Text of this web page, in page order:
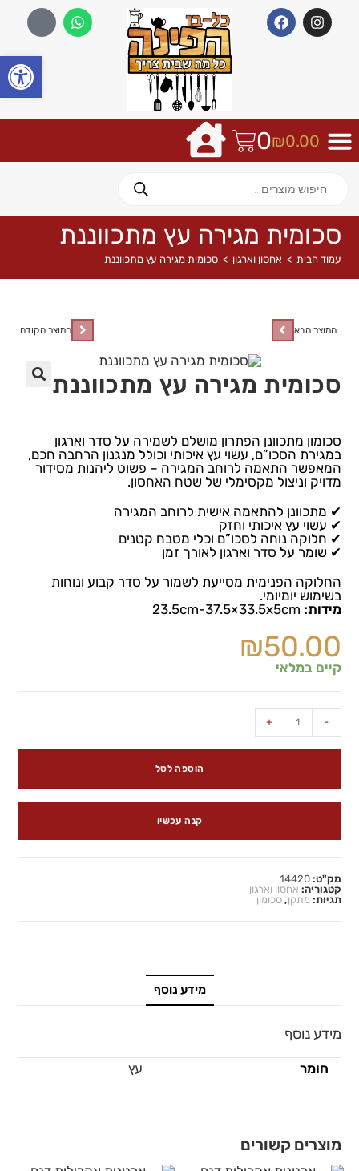
₪0.00
0
סכומית מגירה עץ מתכווננת
עמוד הבית > אחסון וארגון > סכומית מגירה עץ מתכווננת
המוצר הקודם המוצר הבא
סכומית מגירה עץ מתכווננת
סכומון מתכוונן הפתרון מושלם לשמירה על סדר וארגון
במגירת הסכו”ם, עשוי עץ איכותי וכולל מנגנון הרחבה חכם,
המאפשר התאמה לרוחב המגירה – פשוט ליהנות מסידור
מדויק וניצול מקסימלי של שטח האחסון.
✔ מתכוונן להתאמה אישית לרוחב המגירה
✔ עשוי עץ איכותי וחזק
✔ חלוקה נוחה לסכו”ם וכלי מטבח קטנים
✔ שומר על סדר וארגון לאורך זמן
החלוקה הפנימית מסייעת לשמור על סדר קבוע ונוחות
בשימוש יומיומי.
מידות:
₪50.00
קיים במלאי
-
+
הוספה לסל
קנה עכשיו
מק"ט:14420
קטגוריה: אחסון וארגון
תגיות: מתקן,סכומון
מידע נוסף
מידע נוסף
חומר עץ
מוצרים קשורים